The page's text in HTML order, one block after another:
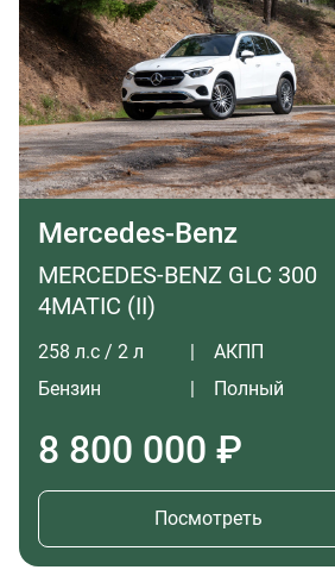
Mercedes-Benz
MERCEDES-BENZ GLC 300
4MATIC (II)
258 л.с / 2 л
АКПП
Бензин
Полный
8 800 000 ₽
Посмотреть